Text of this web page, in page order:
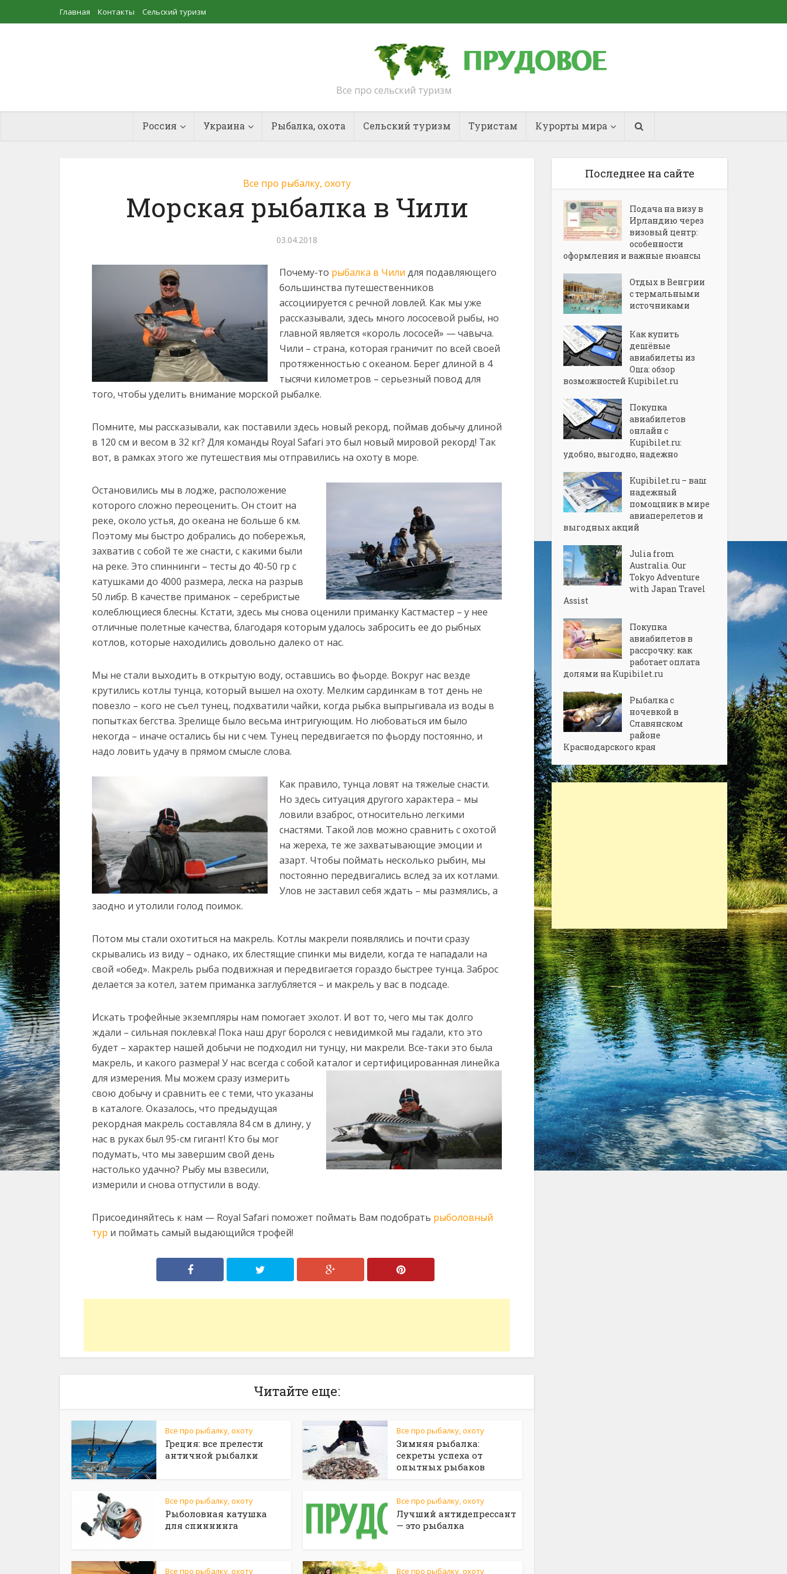
Главная Контакты Сельский туризм
Все про сельский туризм
Россия Украина Рыбалка, охота Сельский туризм Туристам Курорты мира
Все про рыбалку, охоту
Морская рыбалка в Чили
03.04.2018
Почему-то рыбалка в Чили для подавляющего
большинства путешественников
ассоциируется с речной ловлей. Как мы уже
рассказывали, здесь много лососевой рыбы, но
главной является «король лососей» — чавыча.
Чили – страна, которая граничит по всей своей
протяженностью с океаном. Берег длиной в 4
тысячи километров – серьезный повод для
того, чтобы уделить внимание морской рыбалке.
Помните, мы рассказывали, как поставили здесь новый рекорд, поймав добычу длиной
в 120 см и весом в 32 кг? Для команды Royal Safari это был новый мировой рекорд! Так
вот, в рамках этого же путешествия мы отправились на охоту в море.
Остановились мы в лодже, расположение
которого сложно переоценить. Он стоит на
реке, около устья, до океана не больше 6 км.
Поэтому мы быстро добрались до побережья,
захватив с собой те же снасти, с какими были
на реке. Это спиннинги – тесты до 40-50 гр с
катушками до 4000 размера, леска на разрыв
50 либр. В качестве приманок – серебристые
колеблющиеся блесны. Кстати, здесь мы снова оценили приманку Кастмастер – у нее
отличные полетные качества, благодаря которым удалось забросить ее до рыбных
котлов, которые находились довольно далеко от нас.
Мы не стали выходить в открытую воду, оставшись во фьорде. Вокруг нас везде
крутились котлы тунца, который вышел на охоту. Мелким сардинкам в тот день не
повезло – кого не съел тунец, подхватили чайки, когда рыбка выпрыгивала из воды в
попытках бегства. Зрелище было весьма интригующим. Но любоваться им было
некогда – иначе остались бы ни с чем. Тунец передвигается по фьорду постоянно, и
надо ловить удачу в прямом смысле слова.
Как правило, тунца ловят на тяжелые снасти.
Но здесь ситуация другого характера – мы
ловили взаброс, относительно легкими
снастями. Такой лов можно сравнить с охотой
на жереха, те же захватывающие эмоции и
азарт. Чтобы поймать несколько рыбин, мы
постоянно передвигались вслед за их котлами.
Улов не заставил себя ждать – мы размялись, а
заодно и утолили голод поимок.
Потом мы стали охотиться на макрель. Котлы макрели появлялись и почти сразу
скрывались из виду – однако, их блестящие спинки мы видели, когда те нападали на
свой «обед». Макрель рыба подвижная и передвигается гораздо быстрее тунца. Заброс
делается за котел, затем приманка заглубляется – и макрель у вас в подсаде.
Искать трофейные экземпляры нам помогает эхолот. И вот то, чего мы так долго
ждали – сильная поклевка! Пока наш друг боролся с невидимкой мы гадали, кто это
будет – характер нашей добычи не подходил ни тунцу, ни макрели. Все-таки это была
макрель, и какого размера! У нас всегда с собой каталог и сертифицированная линейка
для измерения. Мы можем сразу измерить
свою добычу и сравнить ее с теми, что указаны
в каталоге. Оказалось, что предыдущая
рекордная макрель составляла 84 см в длину, у
нас в руках был 95-см гигант! Кто бы мог
подумать, что мы завершим свой день
настолько удачно? Рыбу мы взвесили,
измерили и снова отпустили в воду.
Присоединяйтесь к нам — Royal Safari поможет поймать Вам подобрать рыболовный
тур и поймать самый выдающийся трофей!
Читайте еще:
Все про рыбалку, охоту
Греция: все прелести
античной рыбалки
Все про рыбалку, охоту
Зимняя рыбалка:
секреты успеха от
опытных рыбаков
Все про рыбалку, охоту
Рыболовная катушка
для спиннинга
Все про рыбалку, охоту
Лучший антидепрессант
— это рыбалка
Все про рыбалку, охоту Все про рыбалку, охоту
Последнее на сайте
Подача на визу в
Ирландию через
визовый центр:
особенности
оформления и важные нюансы
Отдых в Венгрии
с термальными
источниками
Как купить
дешёвые
авиабилеты из
Оша: обзор
возможностей Kupibilet.ru
Покупка
авиабилетов
онлайн с
Kupibilet.ru:
удобно, выгодно, надежно
Kupibilet.ru – ваш
надежный
помощник в мире
авиаперелетов и
выгодных акций
Julia from
Australia. Our
Tokyo Adventure
with Japan Travel
Assist
Покупка
авиабилетов в
рассрочку: как
работает оплата
долями на Kupibilet.ru
Рыбалка с
ночевкой в
Славянском
районе
Краснодарского края